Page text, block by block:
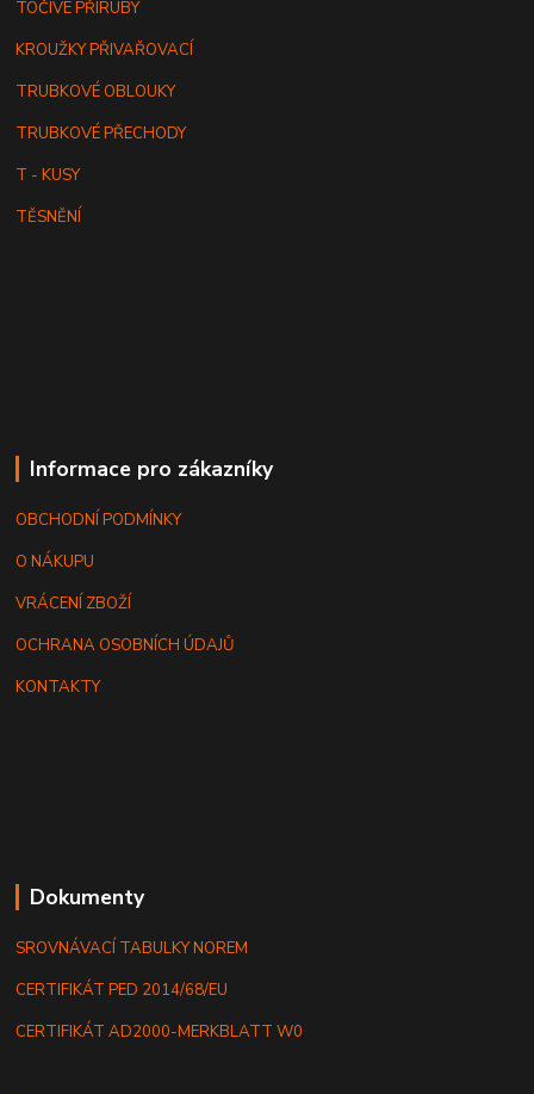
TOČIVÉ PŘÍRUBY
KROUŽKY PŘIVAŘOVACÍ
TRUBKOVÉ OBLOUKY
TRUBKOVÉ PŘECHODY
T - KUSY
TĚSNĚNÍ
Informace pro zákazníky
OBCHODNÍ PODMÍNKY
O NÁKUPU
VRÁCENÍ ZBOŽÍ
OCHRANA OSOBNÍCH ÚDAJŮ
KONTAKTY
Dokumenty
SROVNÁVACÍ TABULKY NOREM
CERTIFIKÁT PED 2014/68/EU
CERTIFIKÁT AD2000-MERKBLATT W0